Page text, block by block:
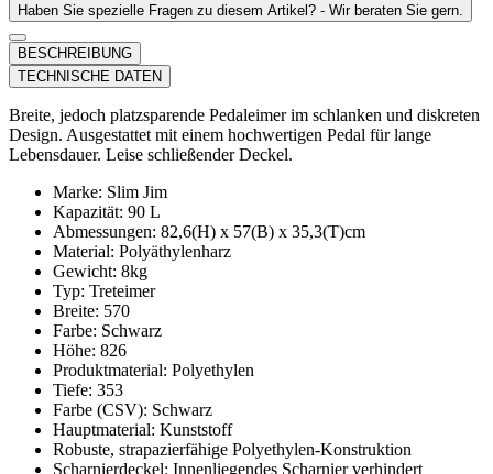
Haben Sie spezielle Fragen zu diesem Artikel? - Wir beraten Sie gern.
BESCHREIBUNG
TECHNISCHE DATEN
Breite, jedoch platzsparende Pedaleimer im schlanken und diskreten
Design. Ausgestattet mit einem hochwertigen Pedal für lange
Lebensdauer. Leise schließender Deckel.
Marke: Slim Jim
Kapazität: 90 L
Abmessungen: 82,6(H) x 57(B) x 35,3(T)cm
Material: Polyäthylenharz
Gewicht: 8kg
Typ: Treteimer
Breite: 570
Farbe: Schwarz
Höhe: 826
Produktmaterial: Polyethylen
Tiefe: 353
Farbe (CSV): Schwarz
Hauptmaterial: Kunststoff
Robuste, strapazierfähige Polyethylen-Konstruktion
Scharnierdeckel: Innenliegendes Scharnier verhindert